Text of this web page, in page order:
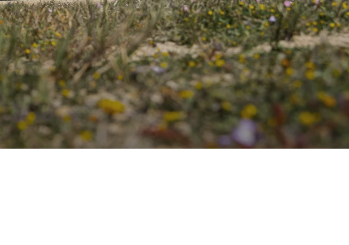
JUST VAN
Perfilada
TREND ACTIVE
Perfilada & Integral